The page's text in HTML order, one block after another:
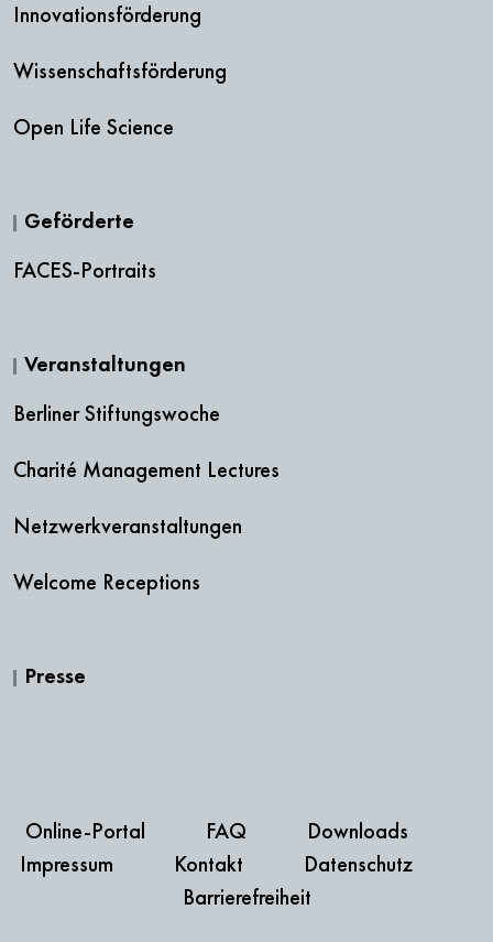
Innovationsförderung
Wissenschaftsförderung
Open Life Science
Geförderte
FACES-Portraits
Veranstaltungen
Berliner Stiftungswoche
Charité Management Lectures
Netzwerkveranstaltungen
Welcome Receptions
Presse
Online-Portal FAQ
Downloads
Impressum
Kontakt
Datenschutz
Barrierefreiheit